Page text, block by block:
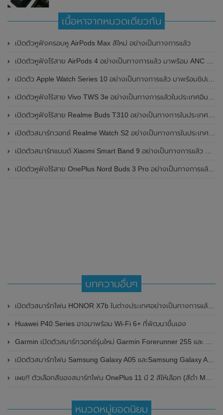
เนื้อหาจากหมวดเดียวกัน
เปิดตัวหูฟังครอบหู AirPods Max สีใหม่ อย่างเป็นทางการแล้ว
เปิดตัวหูฟังไร้สาย AirPods 4 อย่างเป็นทางการแล้ว มาพร้อม ANC และฟีเจอร์ใหม่มากมาย
เปิดตัว Apple Watch Series 10 อย่างเป็นทางการแล้ว มาพร้อมชิปเซ็ตรุ่น S10
เปิดตัวหูฟังไร้สาย Vivo TWS 3e อย่างเป็นทางการแล้วในประเทศอินเดีย มาพร้อมระบบตัดเสียงรบกวน ANC ที่ 30dB , ป้องกันฝุ่นและกันน้ำที่ระดับ IP54 , แบตเตอรี่สามารถใช้งานนานสูงสุด 36 ชั่วโมง
เปิดตัวหูฟังไร้สาย Realme Buds T310 อย่างเป็นทางการในประเทศอินเดีย มาพร้อมระบบตัดเสียงรบกวน ANC สูงสุด 46dB , เสียงรอบทิศทาง 360 องศา , แบตเตอรี่สามารถใช้งานได้นานสูงสุด 40 ชั่วโมง
เปิดตัวสมาร์ทวอทช์ Realme Watch S2 อย่างเป็นทางการในประเทศอินเดีย มาพร้อมตัวเรือนสแตนเลสสตีล , หน้าจอแสดงผล AMOLED ขนาด 1.43 นิ้ว , แบตเตอรี่ขนาดใหญ่ใช้งานได้นาน 20 วัน และรองรับคำสั่งเสียง Super AI Engine ที่ขับเคลื่อนโดย ChatGPT
เปิดตัวสมาร์ทแบนด์ Xiaomi Smart Band 9 อย่างเป็นทางการแล้ว มาพร้อมหน้าจอ AMOLED ขนาด 1.62 นิ้ว , ตัวเรือนเป็นโลหะ และแบตเตอรี่สุดอึดสามารถใช้งานได้นานถึง 21 วัน
เปิดตัวหูฟังไร้สาย OnePlus Nord Buds 3 Pro อย่างเป็นทางการแล้ว มาพร้อมระบบตัดเสียงรบกวน (ANC) สามารถลดเสียงรบกวนได้ 49dB และแบตเตอรี่สุดอึดใช้งานได้นานสูงสุดถึง 44 ชั่วโมง
บทความอื่นๆ
เปิดตัวสมาร์ทโฟน HONOR X7b ในต่างประเทศอย่างเป็นทางการแล้ว เตรียมเปิดตัวในประเทศไทย วันที่ 20 มีนาคม 2024 นี้
Huawei P40 Series อาจมาพร้อม Wi-Fi 6+ ที่พัฒนาขึ้นเอง
Garmin เปิดตัวสมาร์ทวอทช์รุ่นใหม่ Garmin Forerunner 255 และ Garmin Forerunner 955 Solar ที่มาพร้อมรองรับการชาร์จจากพลังงานแสงอาทิตย์
เปิดตัวสมาร์ทโฟน Samsung Galaxy A05 และSamsung Galaxy A05s อย่างเป็นทางการแล้ว ในราคาเริ่มเพียง 3,699 บาท
เผย!! ตัวเลือกสีของสมาร์ทโฟน OnePlus 11 มี 2 สีให้เลือก (สีดำ Matte Black และสีเขียว Glossy Green) พร้อมเผยรายละเอียดสเปกที่สำคัญบางส่วน
หมวดหมู่ยอดนิยม